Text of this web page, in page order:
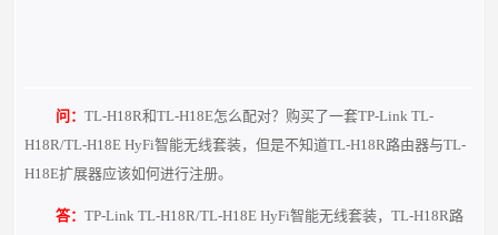
问： TL-H18R和TL-H18E怎么配对？购买了一套TP-Link TL-
H18R/TL-H18E HyFi智能无线套装，但是不知道TL-H18R路由器与TL-
H18E扩展器应该如何进行注册。
答： TP-Link TL-H18R/TL-H18E HyFi智能无线套装，TL-H18R路